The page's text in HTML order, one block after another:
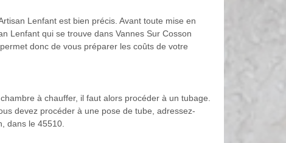
Lenfant est bien précis. Avant toute mise en
Lenfant qui se trouve dans Vannes Sur Cosson
donc de vous préparer les coûts de votre
à chauffer, il faut alors procéder à un tubage.
devez procéder à une pose de tube, adressez-
dans le 45510.